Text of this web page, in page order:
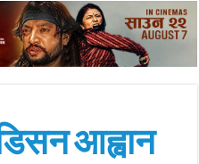
आह्वान